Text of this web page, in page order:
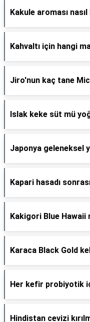
Kakule aroması nasıl
Kahvaltı için hangi
Jiro'nun kaç tane
Islak keke süt mü
Japonya geleneksel
Kapari hasadı
Kakigori Blue Hawaii
Karaca Black Gold
Her kefir probiyotik
Hindistan cevizi